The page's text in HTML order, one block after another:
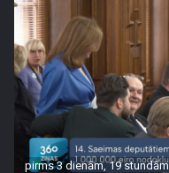
pirms 3 dienām, 19 stundām